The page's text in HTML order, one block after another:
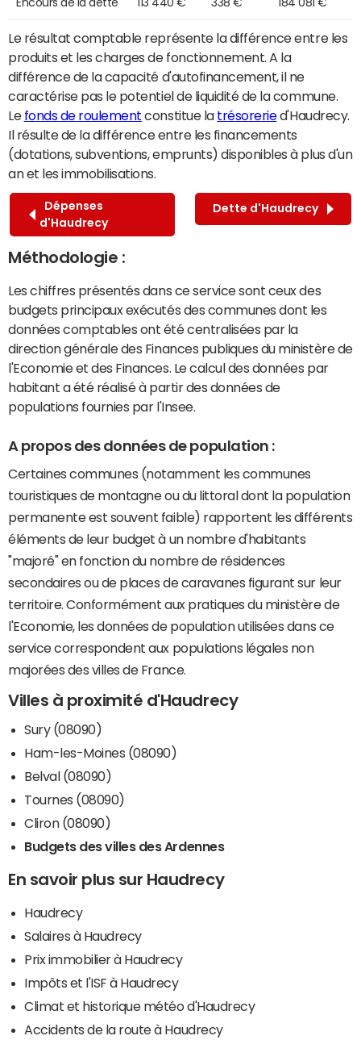
Le résultat comptable représente la différence entre les
produits et les charges de fonctionnement. A la
différence de la capacité d'autofinancement, il ne
caractérise pas le potentiel de liquidité de la commune.
Le fonds de roulement constitue la trésoreried'Haudrecy.
Il résulte de la différence entre les financements
(dotations, subventions, emprunts) disponibles à plus d'un
an et les immobilisations.
Dépenses
d'Haudrecy
Dette d'Haudrecy
Méthodologie :
Les chiffres présentés dans ce service sont ceux des
budgets principaux exécutés des communes dont les
données comptables ont été centralisées par la
direction générale des Finances publiques du ministère de
l'Economie et des Finances. Le calcul des données par
habitant a été réalisé à partir des données de
populations fournies par l'Insee.
A propos des données de population :
Certaines communes (notamment les communes
touristiques de montagne ou du littoral dont la population
permanente est souvent faible) rapportent les différents
éléments de leur budget à un nombre d'habitants
"majoré" en fonction du nombre de résidences
secondaires ou de places de caravanes figurant sur leur
territoire. Conformément aux pratiques du ministère de
l'Economie, les données de population utilisées dans ce
service correspondent aux populations légales non
majorées des villes de France.
Villes à proximité d'Haudrecy
Sury (08090)
Ham-les-Moines (08090)
Belval (08090)
Tournes (08090)
Cliron (08090)
Budgets des villes des Ardennes
En savoir plus sur Haudrecy
Haudrecy
Salaires à Haudrecy
Prix immobilier à Haudrecy
Impôts et l'ISF à Haudrecy
Climat et historique météo d'Haudrecy
Accidents de la route à Haudrecy